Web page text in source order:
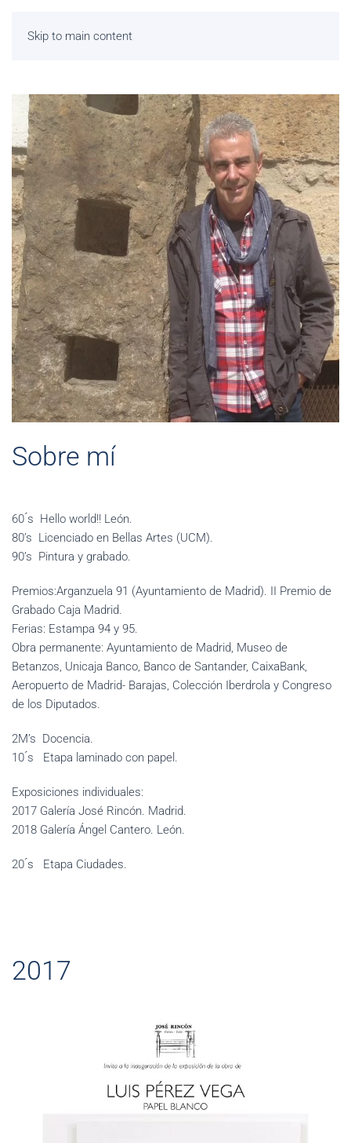
Skip to main content
Sobre mí
60 ́s Hello world!! León.
80’s Licenciado en Bellas Artes (UCM).
90’s Pintura y grabado.
Premios:Arganzuela 91 (Ayuntamiento de Madrid). II Premio de
Grabado Caja Madrid.
Ferias: Estampa 94 y 95.
Obra permanente: Ayuntamiento de Madrid, Museo de
Betanzos, Unicaja Banco, Banco de Santander, CaixaBank,
Aeropuerto de Madrid- Barajas, Colección Iberdrola y Congreso
de los Diputados.
2M’s Docencia.
10 ́s Etapa laminado con papel.
Exposiciones individuales:
2017 Galería José Rincón. Madrid.
2018 Galería Ángel Cantero. León.
20 ́s Etapa Ciudades.
2017